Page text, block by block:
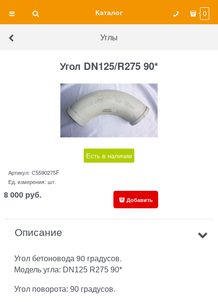
Каталог 0
Углы
Угол DN125/R275 90*
Есть в наличии
Артикул: С5590275F
Ед. измерения: шт.
8 000 руб. Добавить
Описание
Угол бетоновода 90 градусов.
Модель угла: DN125 R275 90*
Угол поворота: 90 градусов.